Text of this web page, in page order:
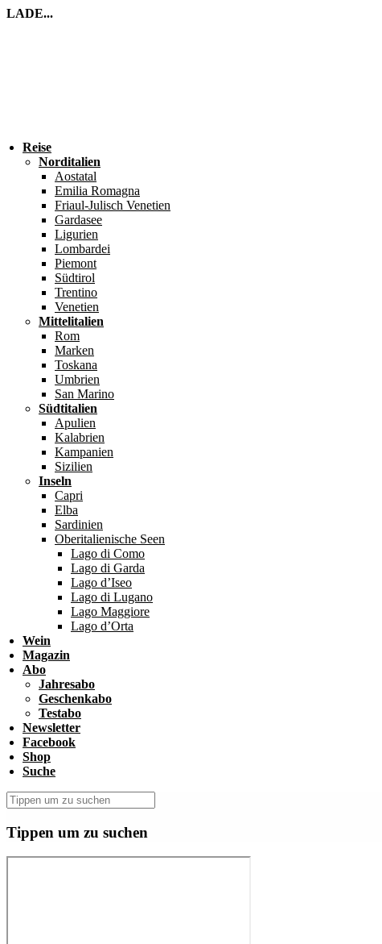
LADE...
Reise
Norditalien
Aostatal
Emilia Romagna
Friaul-Julisch Venetien
Gardasee
Ligurien
Lombardei
Piemont
Südtirol
Trentino
Venetien
Mittelitalien
Rom
Marken
Toskana
Umbrien
San Marino
Südtitalien
Apulien
Kalabrien
Kampanien
Sizilien
Inseln
Capri
Elba
Sardinien
Oberitalienische Seen
Lago di Como
Lago di Garda
Lago d’Iseo
Lago di Lugano
Lago Maggiore
Lago d’Orta
Wein
Magazin
Abo
Jahresabo
Geschenkabo
Testabo
Newsletter
Facebook
Shop
Suche
Tippen um zu suchen